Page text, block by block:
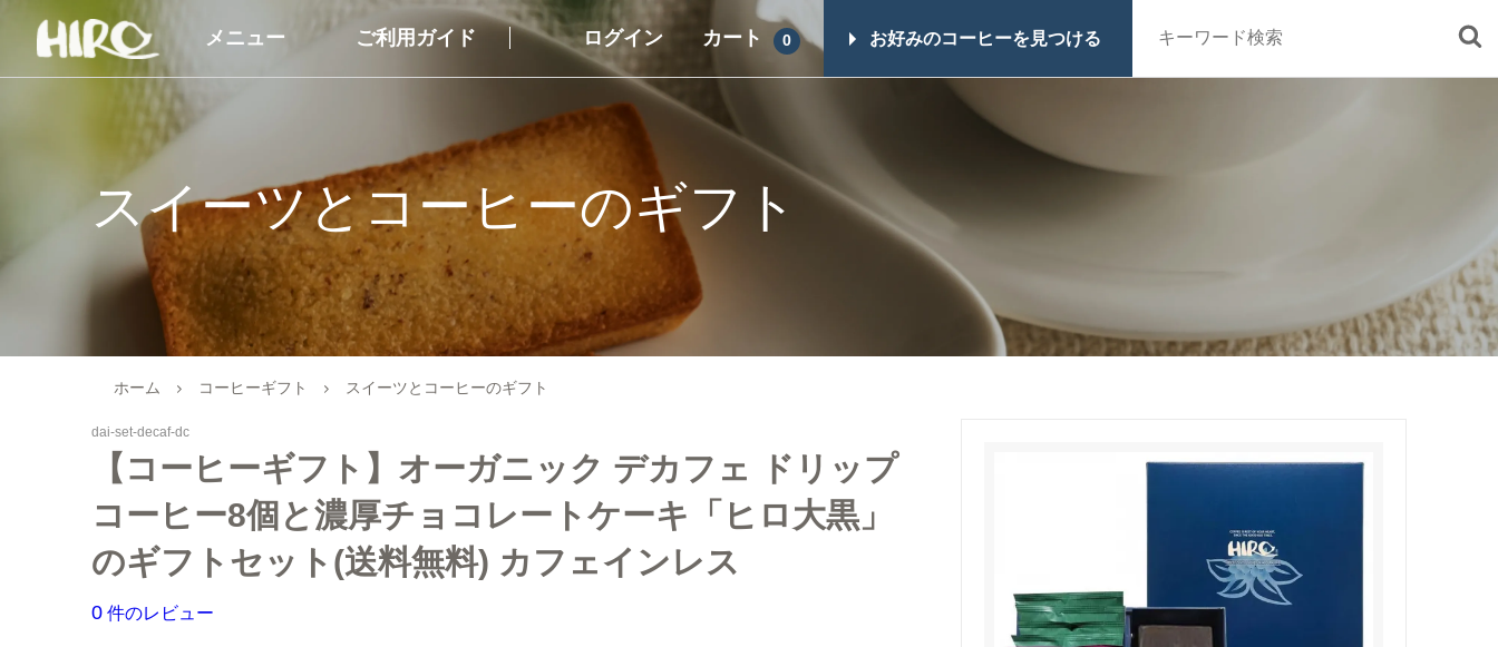
メニュー
自家焙煎コーヒー豆
コーヒー豆（すべて）
コーヒーマイスターセレクト
シングルオリジン
ブレンドコーヒー
デカフェオーガニック（カフ
ェインレス）
大容量コーヒー豆
ドリップコーヒー
アイスコーヒー
カフェオレベース
オーガニック商品
デカフェ（カフェインレス）
送料無料（コーヒー）
お試しセット（送料無料）
まとめ買いディスカウント
ギフト一覧
コーヒーギフト（すべて）
コーヒーマイスターセレクト
レギュラーコーヒーギフト
ドリップコーヒーギフト
スイーツとコーヒーギフト
アイスコーヒーギフト
送料無料（ギフト）
その他商品
スイーツ
シュガー・フレッシュ・シロ
ップ
コーヒー器具
ヒロオリジナルグッズ
オーガニックコーヒーへのこだわ
り
0120-16-1050
ご利用ガイド ログイン カート 0 お好みのコーヒーを見つける
スイーツとコーヒーのギフト
ホーム コーヒーギフト スイーツとコーヒーのギフト
dai-set-decaf-dc
【コーヒーギフト】オーガニック デカフェ ドリップ
コーヒー8個と濃厚チョコレートケーキ「ヒロ大黒」
のギフトセット(送料無料) カフェインレス
0 件のレビュー